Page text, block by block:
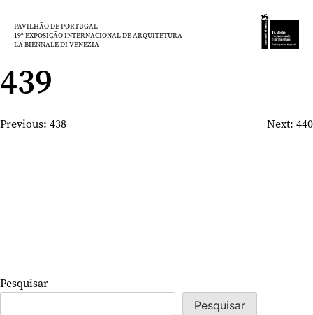
paraPAVILHÃO DE PORTUGAL
19ª EXPOSIÇÃO INTERNACIONAL DE ARQUITETURA
LA BIENNALE DI VENEZIA
439
Navegação
Previous: 438 Next: 440
Pesquisar
Pesquisar